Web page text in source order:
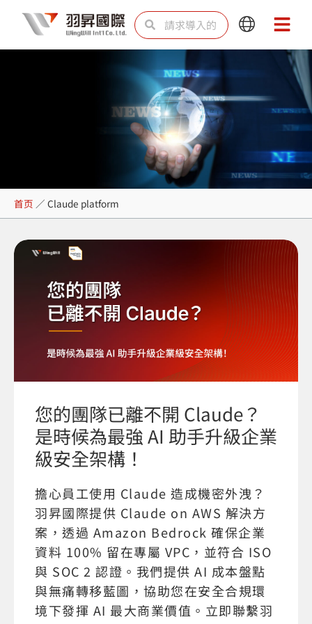
内
SearchSearch
Main
Menu
Main
Menu
Claude platform
首页 ／ Claude platform
您的團隊已離不開 Claude？
是時候為最強 AI 助手升級企業
級安全架構！
擔心員工使用 Claude 造成機密外洩？
羽昇國際提供 Claude on AWS 解決方
案，透過 Amazon Bedrock 確保企業
資料 100% 留在專屬 VPC，並符合 ISO
與 SOC 2 認證。我們提供 AI 成本盤點
與無痛轉移藍圖，協助您在安全合規環
境下發揮 AI 最大商業價值。立即聯繫羽